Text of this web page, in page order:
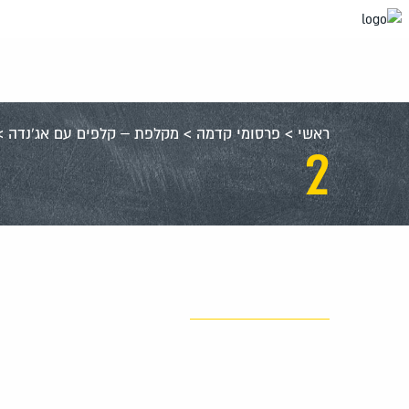
עבור
ראשי>פרסומי קדמה > מקלפת – קלפים עם אג'נדה
2